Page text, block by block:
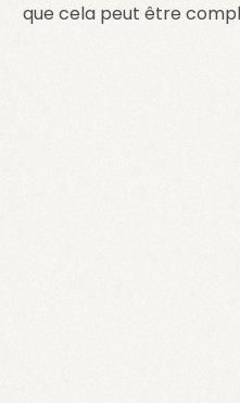
que cela peut être